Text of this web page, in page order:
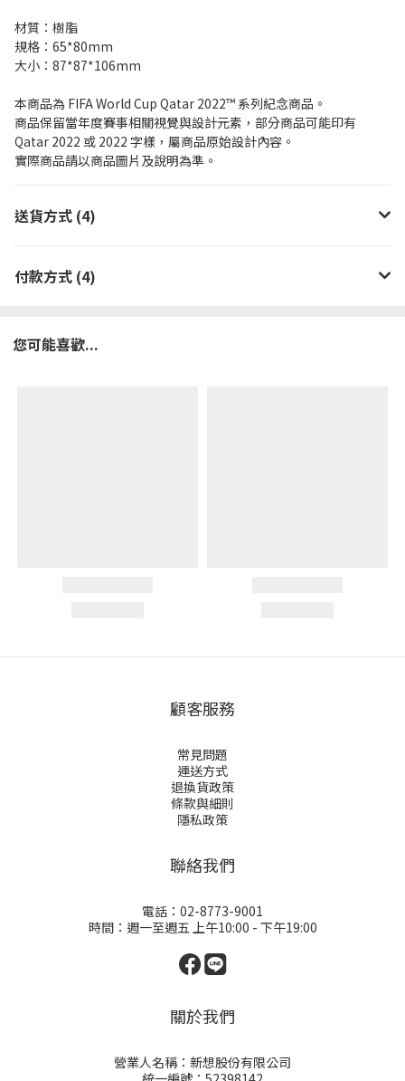
材質：樹脂
規格：65*80mm
大小：87*87*106mm
本商品為 FIFA World Cup Qatar 2022™ 系列紀念商品。
商品保留當年度賽事相關視覺與設計元素，部分商品可能印有
Qatar 2022 或 2022 字樣，屬商品原始設計內容。
實際商品請以商品圖片及說明為準。
送貨方式 (4)
付款方式 (4)
您可能喜歡...
顧客服務
常見問題
運送方式
退換貨政策
條款與細則
隱私政策
聯絡我們
電話：02-8773-9001
時間：週一至週五 上午10:00 - 下午19:00
關於我們
營業人名稱：新想股份有限公司